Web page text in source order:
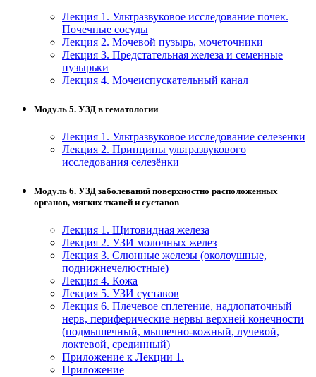
Лекция 1. Ультразвуковое исследование почек.
Почечные сосуды
Лекция 2. Мочевой пузырь, мочеточники
Лекция 3. Предстательная железа и семенные
пузырьки
Лекция 4. Мочеиспускательный канал
Модуль 5. УЗД в гематологии
Лекция 1. Ультразвуковое исследование селезенки
Лекция 2. Принципы ультразвукового
исследования селезёнки
Модуль 6. УЗД заболеваний поверхностно расположенных
органов, мягких тканей и суставов
Лекция 1. Щитовидная железа
Лекция 2. УЗИ молочных желез
Лекция 3. Слюнные железы (околоушные,
поднижнечелюстные)
Лекция 4. Кожа
Лекция 5. УЗИ суставов
Лекция 6. Плечевое сплетение, надлопаточный
нерв, периферические нервы верхней конечности
(подмышечный, мышечно-кожный, лучевой,
локтевой, срединный)
Приложение к Лекции 1.
Приложение